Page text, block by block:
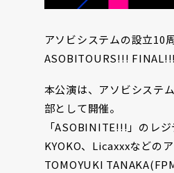
アソビシステムの設立10
ASOBITOURS!!!
本公演は、アソビシステ
部として開催。
「ASOBINITE!!!」のレ
KYOKO、Licaxxxなどの
TOMOYUKI